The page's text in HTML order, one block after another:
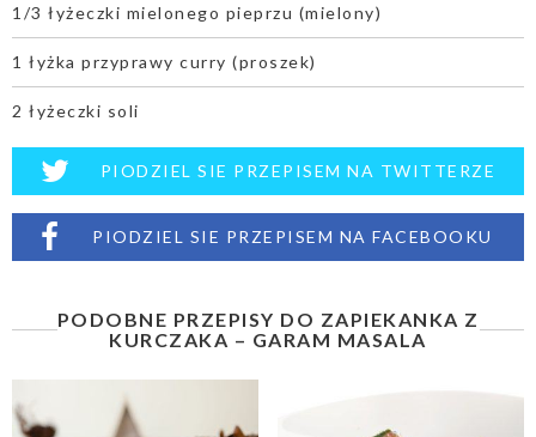
1/3 łyżeczki mielonego pieprzu (mielony)
1 łyżka przyprawy curry (proszek)
2 łyżeczki soli
PIODZIEL SIE PRZEPISEM NA TWITTERZE
PIODZIEL SIE PRZEPISEM NA FACEBOOKU
PODOBNE PRZEPISY DO ZAPIEKANKA Z
KURCZAKA – GARAM MASALA